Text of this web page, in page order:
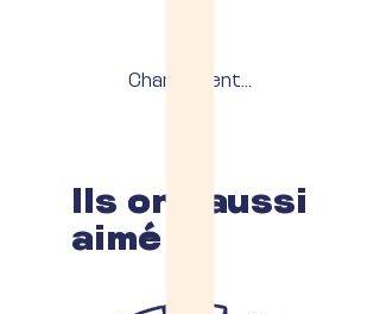
Chargement...
Ils ont aussi
aimé